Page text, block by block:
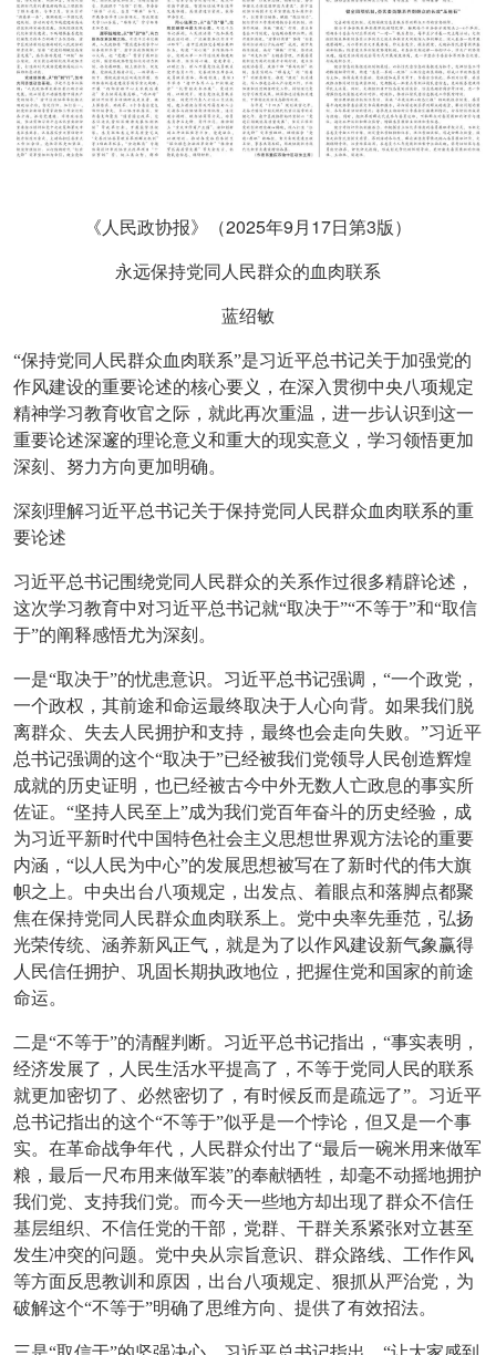
《人民政协报》（2025年9 月 17日第3版）
永远保持党同人民群众的血肉联系
蓝绍敏
“保持党同人民群众血肉联系”是习近平总书记关于加强党的
作风建设的重要论述的核心要义，在深入贯彻中央八项规定
精神学习教育收官之际，就此再次重温，进一步认识到这一
重要论述深邃的理论意义和重大的现实意义，学习领悟更加
深刻、努力方向更加明确。
深刻理解习近平总书记关于保持党同人民群众血肉联系的重
要论述
习近平总书记围绕党同人民群众的关系作过很多精辟论述，
这次学习教育中对习近平总书记就“取决于”“不等于”和“取信
于”的阐释感悟尤为深刻。
一是“取决于”的忧患意识。习近平总书记强调，“一个政党，
一个政权，其前途和命运最终取决于人心向背。如果我们脱
离群众、失去人民拥护和支持，最终也会走向失败。”习近平
总书记强调的这个“取决于”已经被我们党领导人民创造辉煌
成就的历史证明，也已经被古今中外无数人亡政息的事实所
佐证。“坚持人民至上”成为我们党百年奋斗的历史经验，成
为习近平新时代中国特色社会主义思想世界观方法论的重要
内涵，“以人民为中心”的发展思想被写在了新时代的伟大旗
帜之上。中央出台八项规定，出发点、着眼点和落脚点都聚
焦在保持党同人民群众血肉联系上。党中央率先垂范，弘扬
光荣传统、涵养新风正气，就是为了以作风建设新气象赢得
人民信任拥护、巩固长期执政地位，把握住党和国家的前途
命运。
二是“不等于”的清醒判断。习近平总书记指出，“事实表明，
经济发展了，人民生活水平提高了，不等于党同人民的联系
就更加密切了、必然密切了，有时候反而是疏远了”。习近平
总书记指出的这个“不等于”似乎是一个悖论，但又是一个事
实。在革命战争年代，人民群众付出了“最后一碗米用来做军
粮，最后一尺布用来做军装”的奉献牺牲，却毫不动摇地拥护
我们党、支持我们党。而今天一些地方却出现了群众不信任
基层组织、不信任党的干部，党群、干群关系紧张对立甚至
发生冲突的问题。党中央从宗旨意识、群众路线、工作作风
等方面反思教训和原因，出台八项规定、狠抓从严治党，为
破解这个“不等于”明确了思维方向、提供了有效招法。